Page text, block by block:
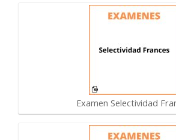
Examen Selectividad